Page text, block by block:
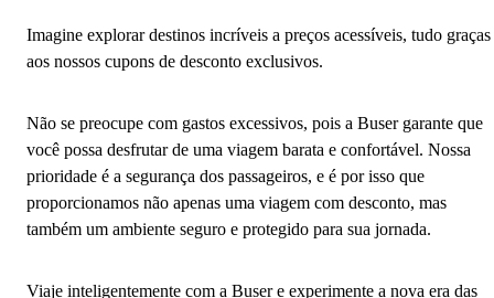
Imagine explorar destinos incríveis a preços acessíveis, tudo graças
aos nossos cupons de desconto exclusivos.
Não se preocupe com gastos excessivos, pois a Buser garante que
você possa desfrutar de uma viagem barata e confortável. Nossa
prioridade é a segurança dos passageiros, e é por isso que
proporcionamos não apenas uma viagem com desconto, mas
também um ambiente seguro e protegido para sua jornada.
Viaje inteligentemente com a Buser e experimente a nova era das